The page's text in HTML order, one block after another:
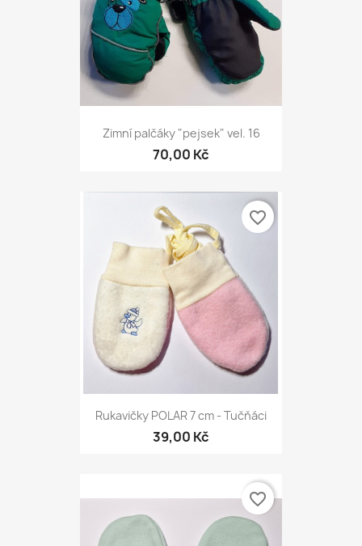
Zimní palčáky "pejsek" vel. 16
70,00 Kč
Rukavičky POLAR 7 cm - Tučňáci
39,00 Kč
favorite_border
favorite_border